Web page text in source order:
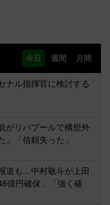
今日 週間 月間
ナル指揮官に検討する
がリバプールで構想外
」「信頼失った」
道も…中村敬斗が上田
億円確保」「強く確